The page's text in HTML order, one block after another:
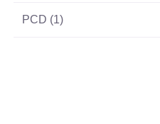
PCD (1)